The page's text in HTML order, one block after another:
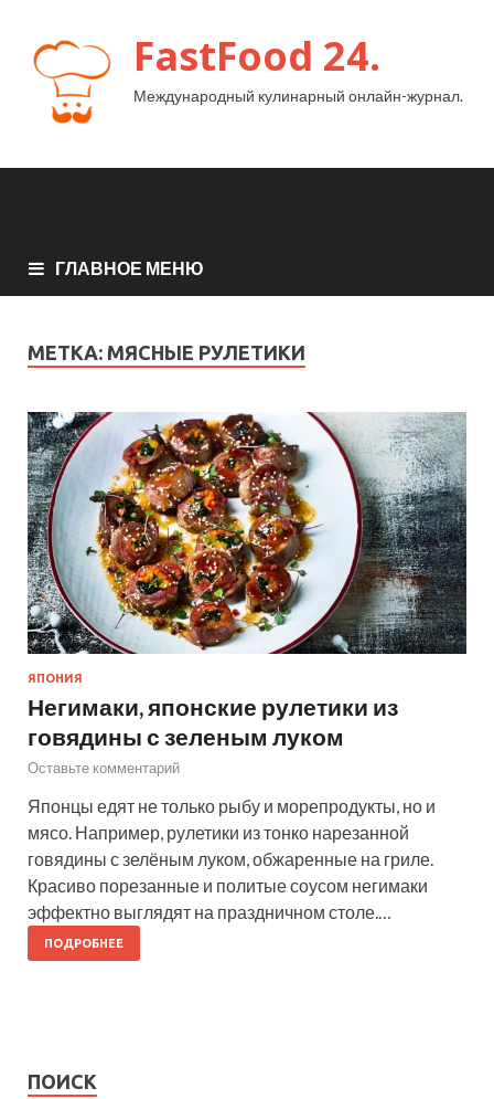
FastFood 24.
Международный кулинарный онлайн-журнал.
ГЛАВНОЕ МЕНЮ
МЕТКА: МЯСНЫЕ РУЛЕТИКИ
ЯПОНИЯ
Негимаки, японские рулетики из
говядины с зеленым луком
Оставьте комментарий
Японцы едят не только рыбу и морепродукты, но и
мясо. Например, рулетики из тонко нарезанной
говядины с зелёным луком, обжаренные на гриле.
Красиво порезанные и политые соусом негимаки
эффектно выглядят на праздничном столе.…
ПОДРОБНЕЕ
ПОИСК